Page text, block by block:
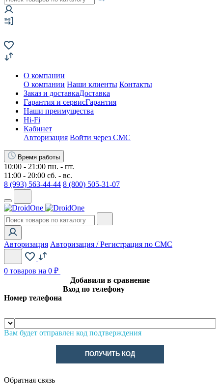
О компании
О компании Наши клиенты Контакты
Заказ и доставкаДоставка
Гарантия и сервисГарантия
Наши преимущества
Hi-Fi
Кабинет
Авторизация Войти через СМС
Время работы
10:00 - 21:00 пн. - пт.
11:00 - 20:00 сб. - вс.
8 (993) 563-44-44 8 (800) 505-31-07
Авторизация Авторизация / Регистрация по СМС
0 товаров на 0 ₽
Добавили в сравнение
Вход по телефону
Номер телефона
Вам будет отправлен код подтверждения
ПОЛУЧИТЬ КОД
Обратная связь